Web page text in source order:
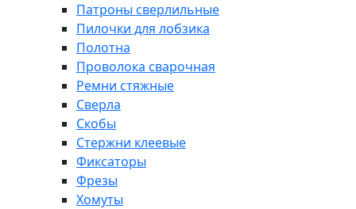
Патроны сверлильные
Пилочки для лобзика
Полотна
Проволока сварочная
Ремни стяжные
Сверла
Скобы
Стержни клеевые
Фиксаторы
Фрезы
Хомуты